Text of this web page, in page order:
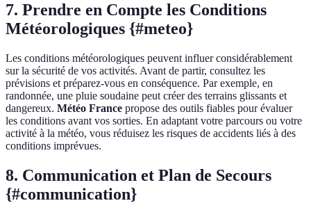
7. Prendre en Compte les Conditions
Météorologiques {#meteo}
Les conditions météorologiques peuvent influer considérablement
sur la sécurité de vos activités. Avant de partir, consultez les
prévisions et préparez-vous en conséquence. Par exemple, en
randonnée, une pluie soudaine peut créer des terrains glissants et
dangereux. Météo France propose des outils fiables pour évaluer
les conditions avant vos sorties. En adaptant votre parcours ou votre
activité à la météo, vous réduisez les risques de accidents liés à des
conditions imprévues.
8. Communication et Plan de Secours
{#communication}